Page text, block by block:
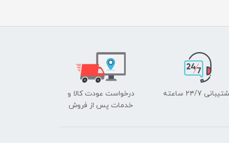
۲۴/7 ساعته
درخواست عودت کالا و
خدمات پس از فروش